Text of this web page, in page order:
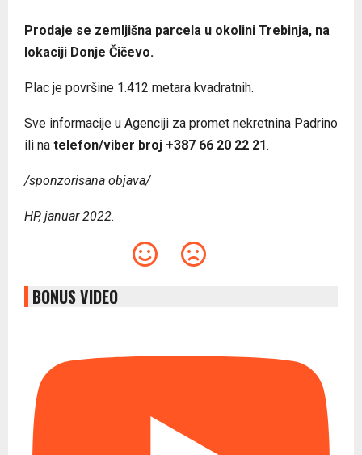
Prodaje se zemljišna parcela u okolini Trebinja, na
lokaciji Donje Čičevo.
Plac je površine 1.412 metara kvadratnih.
Sve informacije u Agenciji za promet nekretnina Padrino
ili na telefon/viber broj +387 66 20 22 21.
/sponzorisana objava/
HP, januar 2022.
BONUS VIDEO